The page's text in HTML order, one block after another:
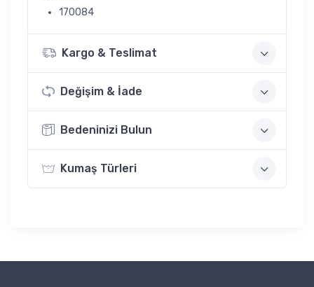
170084
Kargo & Teslimat
Değişim & İade
Bedeninizi Bulun
Kumaş Türleri